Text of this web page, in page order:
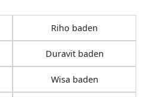
Riho baden
Duravit baden
Wisa baden